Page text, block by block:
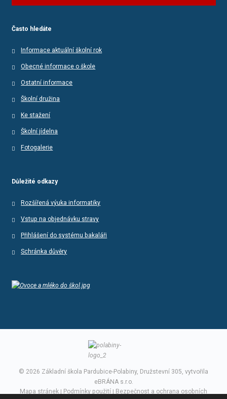
Často hledáte
Informace aktuální školní rok
Obecné informace o škole
Ostatní informace
Školní družina
Ke stažení
Školní jídelna
Fotogalerie
Důležité odkazy
Rozšířená výuka informatiky
Vstup na objednávku stravy
Přihlášení do systému bakaláři
Schránka důvěry
© 2026 Základní škola Pardubice-Polabiny, Družstevní 305, vytvořila
eBRÁNA s.r.o.
Mapa stránek | Podmínky použití | Bezpečnost a ochrana osobních